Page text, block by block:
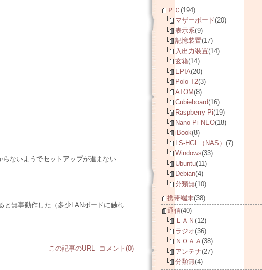
ないようでセットアップが進まない
と無事動作した（多少LANボードに触れ
この記事のURL コメント(0)
ＰＣ (194)
マザーボード(20)
表示系(9)
記憶装置(17)
入出力装置(14)
玄箱(14)
EPIA(20)
Polo T2(3)
ATOM(8)
Cubieboard(16)
Raspberry Pi(19)
Nano Pi NEO(18)
iBook(8)
LS-HGL（NAS） (7)
Windows(33)
Ubuntu(11)
Debian(4)
分類無(10)
携帯端末(38)
通信(40)
ＬＡＮ (12)
ラジオ(36)
ＮＯＡＡ (38)
アンテナ(27)
分類無(4)